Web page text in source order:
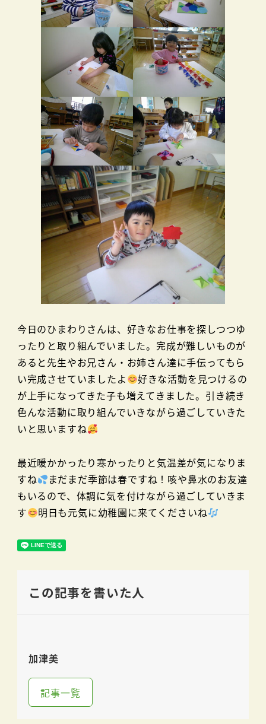
今日のひまわりさんは、好きなお仕事を探しつつゆ
ったりと取り組んでいました。完成が難しいものが
あると先生やお兄さん・お姉さん達に手伝ってもら
い完成させていましたよ
好きな活動を見つけるの
が上手になってきた子も増えてきました。引き続き
色んな活動に取り組んでいきながら過ごしていきた
いと思いますね
最近暖かかったり寒かったりと気温差が気になりま
すね
まだまだ季節は春ですね！咳や鼻水のお友達
もいるので、体調に気を付けながら過ごしていきま
す
明日も元気に幼稚園に来てくださいね
この記事を書いた人
加津美
記事一覧